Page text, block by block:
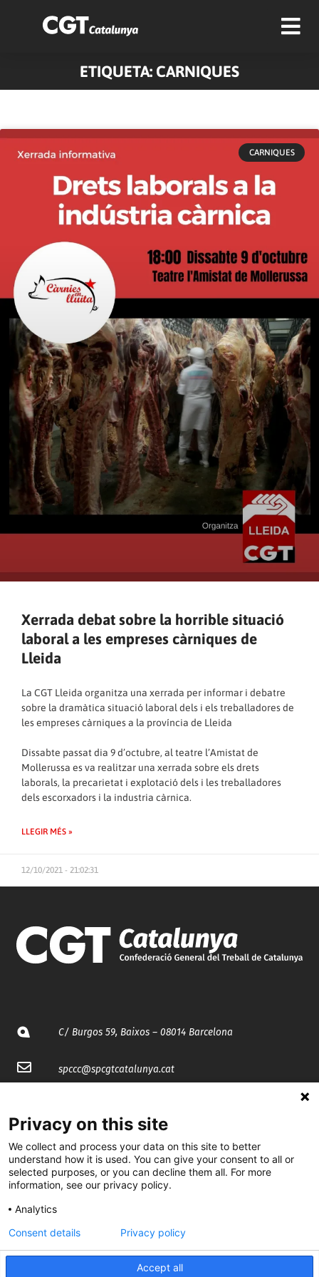
ETIQUETA: CARNIQUES
CARNIQUES
Xerrada debat sobre la horrible situació
laboral a les empreses càrniques de
Lleida
La CGT Lleida organitza una xerrada per informar i debatre
sobre la dramàtica situació laboral dels i els treballadores de
les empreses càrniques a la província de Lleida
Dissabte passat dia 9 d’octubre, al teatre l’Amistat de
Mollerussa es va realitzar una xerrada sobre els drets
laborals, la precarietat i explotació dels i les treballadores
dels escorxadors i la industria càrnica.
LLEGIR MÉS »
12/10/2021 - 21:02:31
C/ Burgos 59, Baixos – 08014 Barcelona
spccc@spcgtcatalunya.cat
@CGTCatalunya
cgtcatalunya
cgtcatalunya
Privacy on this site
We collect and process your data on this site to better
understand how it is used. You can give your consent to all or
selected purposes, or you can decline them all. For more
information, see our privacy policy.
Analytics
Accept all
Consent details Privacy policy